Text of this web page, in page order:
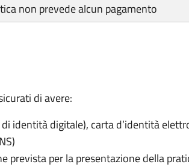
non prevede alcun pagamento
di avere:
identità digitale), carta d’identità
prevista per la presentazione della